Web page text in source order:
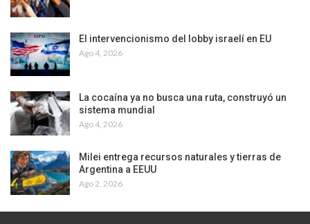
El intervencionismo del lobby israelí en EU
Ago 4, 2026
La cocaína ya no busca una ruta, construyó un
sistema mundial
Ago 4, 2026
Milei entrega recursos naturales y tierras de
Argentina a EEUU
Ago 2, 2026